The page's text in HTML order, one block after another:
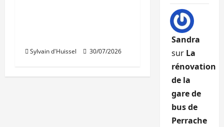
Sylvain d'Huissel 30/07/2026
Sandra
sur La
rénovation
de la
gare de
bus de
Perrache